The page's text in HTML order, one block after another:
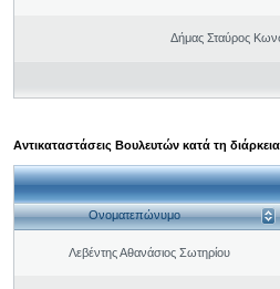
Δήμας Σταύρος
Αντικαταστάσεις Βουλευτών κατά τη
Ονοματεπώνυμο
Λεβέντης Αθανάσιος Σωτηρίου